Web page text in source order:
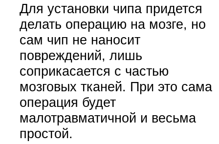
Для установки чипа придется
делать операцию на мозге, но
сам чип не наносит
повреждений, лишь
соприкасается с частью
мозговых тканей. При это сама
операция будет
малотравматичной и весьма
простой.